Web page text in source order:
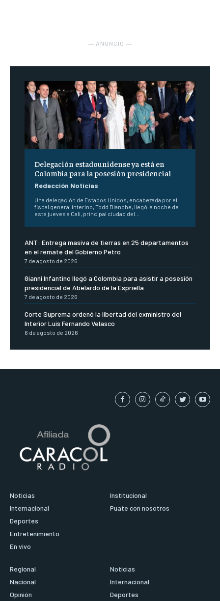
― ANUNCIO ―
Delegación estadounidense ya está en
Colombia para la posesión presidencial
Redacción Noticias
Una delegación de Estados Unidos, encabezada por el
fiscal general interino, Todd Blanche, llegó la noche de
este jueves a Cali, principal ciudad del...
ANT: Entrega masiva de tierras en 25 departamentos
en el remate del Gobierno Petro
7 de agosto de 2026
Gianni Infantino llegó a Colombia para asistir a posesión
presidencial de Abelardo de la Espriella
7 de agosto de 2026
Corte Suprema ordenó la libertad del exministro del
Interior Luis Fernando Velasco
6 de agosto de 2026
Noticias
Internacional
Deportes
Entretenimiento
En vivo
Institucional
Puate con nosotros
Regional
Nacional
Opinión
Noticias
Internacional
Deportes